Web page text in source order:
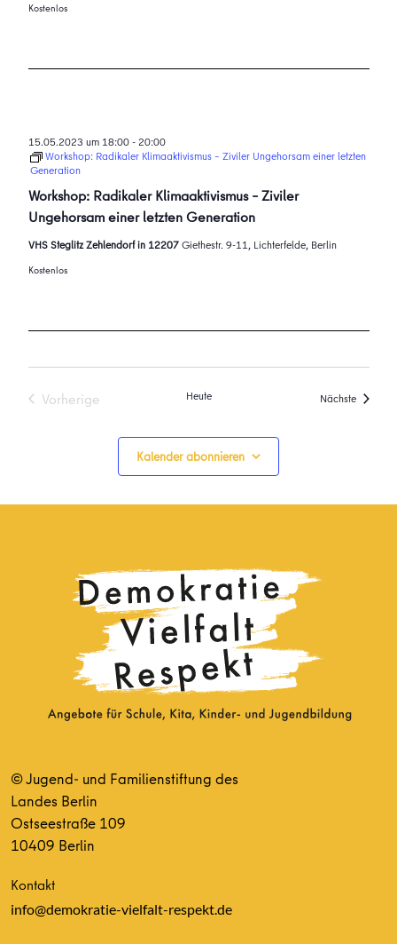
Kostenlos
Workshop: Radikaler Klimaaktivismus – Ziviler
Ungehorsam einer letzten Generation
15.05.2023 um 18:00-20:00
Workshop: Radikaler Klimaaktivismus – Ziviler Ungehorsam einer letzten
Generation
VHS Steglitz Zehlendorf in 12207Giethestr. 9-11, Lichterfelde, Berlin
Kostenlos
Vorherige
Heute Nächste
Kalender abonnieren
© Jugend- und Familienstiftung des
Landes Berlin
Ostseestraße 109
10409 Berlin
Kontakt
info@demokratie-vielfalt-respekt.de